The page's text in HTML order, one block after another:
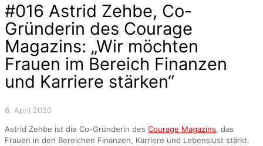
#016 Astrid Zehbe, Co-
Gründerin des Courage
Magazins: „Wir möchten
Frauen im Bereich Finanzen
und Karriere stärken“
8. April 2020
Astrid Zehbe ist die Co-Gründerin des Courage Magazins, das
Frauen in den Bereichen Finanzen, Karriere und Lebenslust stärkt.